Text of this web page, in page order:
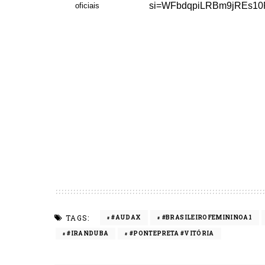
oficiais
TAGS: #AUDAX #BRASILEIROFEMININOA1
#IRANDUBA #PONTEPRETA #VITÓRIA